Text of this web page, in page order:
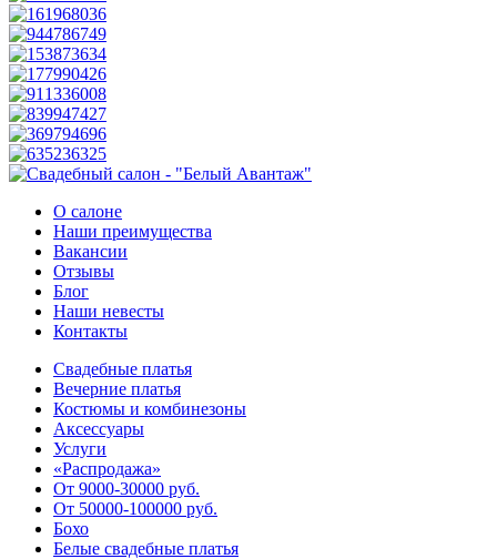
О салоне
Наши преимущества
Вакансии
Отзывы
Блог
Наши невесты
Контакты
Свадебные платья
Вечерние платья
Костюмы и комбинезоны
Аксессуары
Услуги
«Распродажа»
От 9000-30000 руб.
От 50000-100000 руб.
Бохо
Белые свадебные платья